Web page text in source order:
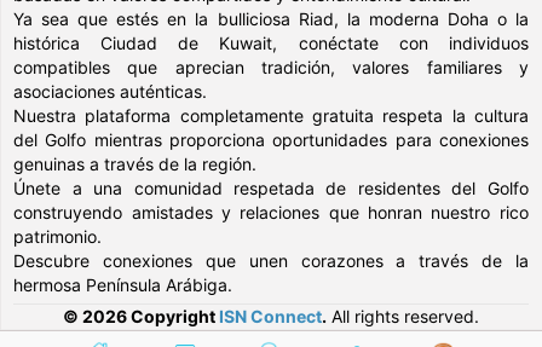
Ya sea que estés en la bulliciosa Riad, la moderna Doha o la
histórica Ciudad de Kuwait, conéctate con individuos
compatibles que aprecian tradición, valores familiares y
asociaciones auténticas.
Nuestra plataforma completamente gratuita respeta la cultura
del Golfo mientras proporciona oportunidades para conexiones
genuinas a través de la región.
Únete a una comunidad respetada de residentes del Golfo
construyendo amistades y relaciones que honran nuestro rico
patrimonio.
Descubre conexiones que unen corazones a través de la
hermosa Península Arábiga.
© 2026 Copyright ISN Connect. All rights reserved.